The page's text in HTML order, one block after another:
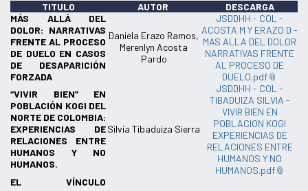
TITULO AUTOR
DESCARGA
MÁS ALLÁ DEL
DOLOR: NARRATIVAS
FRENTE AL PROCESO
DE DUELO EN CASOS
DE DESAPARICIÓN
FORZADA
Daniela Erazo Ramos,
Merenlyn Acosta
Pardo
JSDDHH - COL -
ACOSTA M Y ERAZO D -
MAS ALLA DEL DOLOR
NARRATIVAS FRENTE
AL PROCESO DE
DUELO.pdf
“VIVIR BIEN” EN
POBLACIÓN KOGI DEL
NORTE DE COLOMBIA:
EXPERIENCIAS DE
RELACIONES ENTRE
HUMANOS Y NO
HUMANOS.
Silvia Tibaduiza Sierra
JSDDHH - COL -
TIBADUIZA SILVIA -
VIVIR BIEN EN
POBLACION KOGI
EXPERIENCIAS DE
RELACIONES ENTRE
HUMANOS Y NO
HUMANOS.pdf
EL VÍNCULO